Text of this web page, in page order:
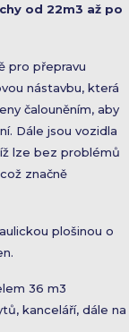
od 22m3 až po
pro přepravu
nástavbu, která
čalouněním, aby
Dále jsou vozidla
lze bez problémů
značně
plošinou o
36 m3
kanceláří, dále na